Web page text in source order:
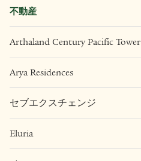
不動産
Arthaland Century Pacific Tower
Arya Residences
セブエクスチェンジ
Eluria